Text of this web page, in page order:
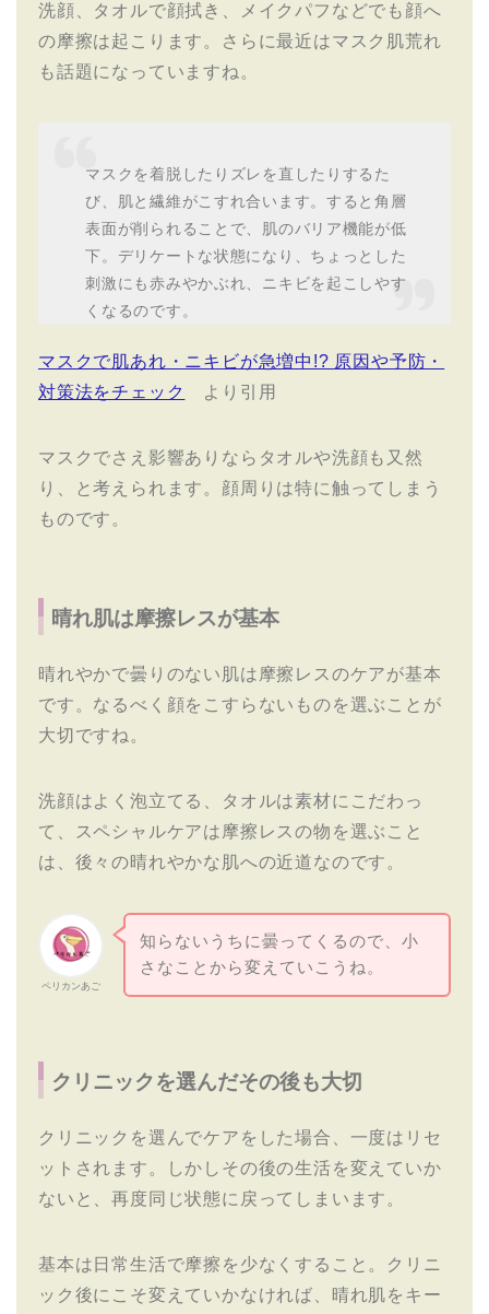
洗顔、タオルで顔拭き、メイクパフなどでも顔へ
の摩擦は起こります。さらに最近はマスク肌荒れ
も話題になっていますね。
マスクを着脱したりズレを直したりするた
び、肌と繊維がこすれ合います。すると角層
表面が削られることで、肌のバリア機能が低
下。デリケートな状態になり、ちょっとした
刺激にも赤みやかぶれ、ニキビを起こしやす
くなるのです。
マスクで肌あれ・ニキビが急増中!? 原因や予防・
対策法をチェック
より引用
マスクでさえ影響ありならタオルや洗顔も又然
り、と考えられます。顔周りは特に触ってしまう
ものです。
晴れ肌は摩擦レスが基本
晴れやかで曇りのない肌は摩擦レスのケアが基本
です。なるべく顔をこすらないものを選ぶことが
大切ですね。
洗顔はよく泡立てる、タオルは素材にこだわっ
て、スペシャルケアは摩擦レスの物を選ぶこと
は、後々の晴れやかな肌への近道なのです。
ペリカンあご
知らないうちに曇ってくるので、小
さなことから変えていこうね。
クリニックを選んだその後も大切
クリニックを選んでケアをした場合、一度はリセ
ットされます。しかしその後の生活を変えていか
ないと、再度同じ状態に戻ってしまいます。
基本は日常生活で摩擦を少なくすること。クリニ
ック後にこそ変えていかなければ、晴れ肌をキー